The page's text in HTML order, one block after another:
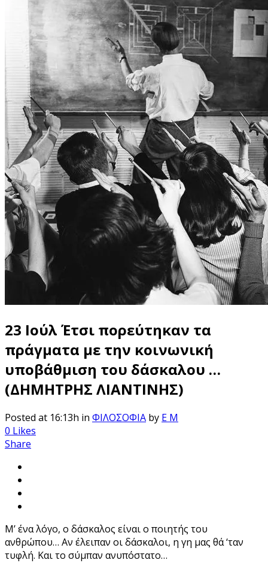
23 Ιούλ Έτσι πορεύτηκαν τα
πράγματα με την κοινωνική
υποβάθμιση του δάσκαλου …
(ΔΗΜΗΤΡΗΣ ΛΙΑΝΤΙΝΗΣ)
Posted at 16:13h in ΦΙΛΟΣΟΦΙΑ by E M
0 Likes
Share
Μ’ ένα λόγο, ο δάσκαλος είναι ο ποιητής του
ανθρώπου… Αν έλειπαν οι δάσκαλοι, η γη μας θά ‘ταν
τυφλή. Και το σύμπαν ανυπόστατο…